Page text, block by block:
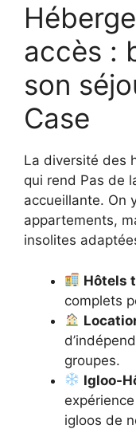
accès :
son
Case
La diversité des
qui rend Pas de
accueillante. On
appartements,
insolites
Hôtels
complets
groupes.
Igloo-
igloos de